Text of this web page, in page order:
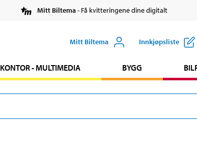
Mitt Biltema- Få kvitteringene dine digitalt
Mitt Biltema Innkjøpsliste
KONTOR - MULTIMEDIA BYGG